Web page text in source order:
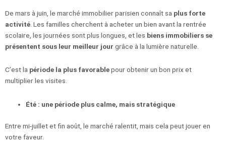
De mars à juin, le marché immobilier parisien connaît sa plus forte
activité. Les familles cherchent à acheter un bien avant la rentrée
scolaire, les journées sont plus longues, et les biens immobiliers se
présentent sous leur meilleur jour grâce à la lumière naturelle.
C’est la période la plus favorablepour obtenir un bon prix et
multiplier les visites.
Été : une période plus calme, mais stratégique
Entre mi-juillet et fin août, le marché ralentit, mais cela peut jouer en
votre faveur.